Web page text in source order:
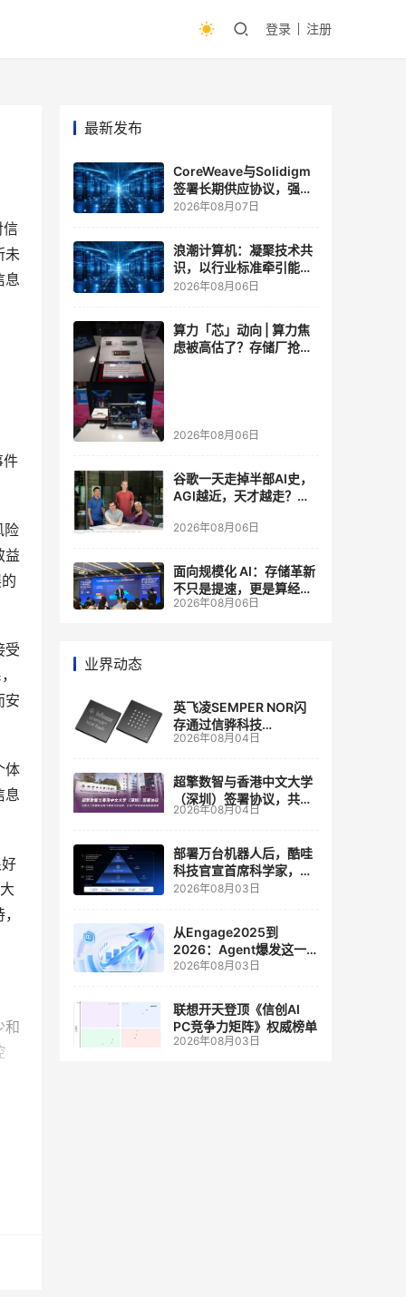
登录 注册
信
未
息
件
险
益
受
安
体
息
和
最新发布
CoreWeave与Solidigm
签署长期供应协议，强化
一体化人工智能云平台
2026年08月07日
浪潮计算机：凝聚技术共
识，以行业标准牵引能力
跃升
2026年08月06日
算力「芯」动向 | 算力焦
虑被高估了？存储厂抢了
2026年08月06日
谷歌一天走掉半部AI史，
AGI越近，天才越走？大
自己的研发节奏
2026年08月06日
面向规模化 AI：存储革新
不只是提速，更是算经济
账
2026年08月06日
业界动态
英飞凌SEMPER NOR闪
存通过信骅科技
AST2700 BMC认证，全
管理
2026年08月04日
超擎数智与香港中文大学
（深圳）签署协议，共建
人工智能和边缘计算联合
2026年08月04日
部署万台机器人后，酷哇
科技官宣首席科学家，要
让世界模型交付生产力
2026年08月03日
从Engage2025到
2026：Agent爆发这一
年，AI CRM 走到哪了
2026年08月03日
联想开天登顶《信创AI
PC竞争力矩阵》权威榜单
2026年08月03日